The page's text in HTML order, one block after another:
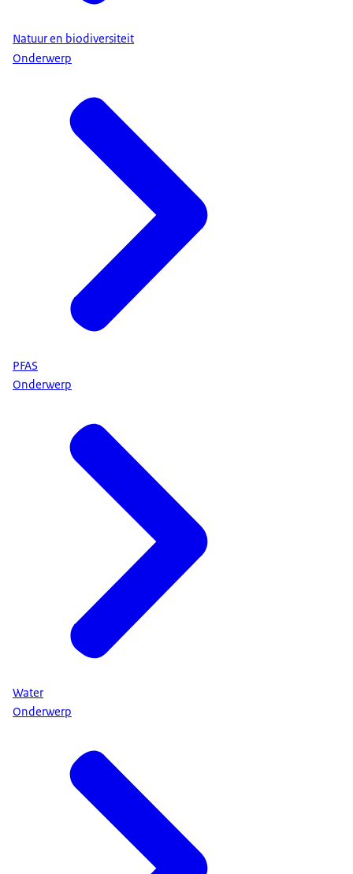
Natuur en biodiversiteit
Onderwerp
PFAS
Onderwerp
Water
Onderwerp